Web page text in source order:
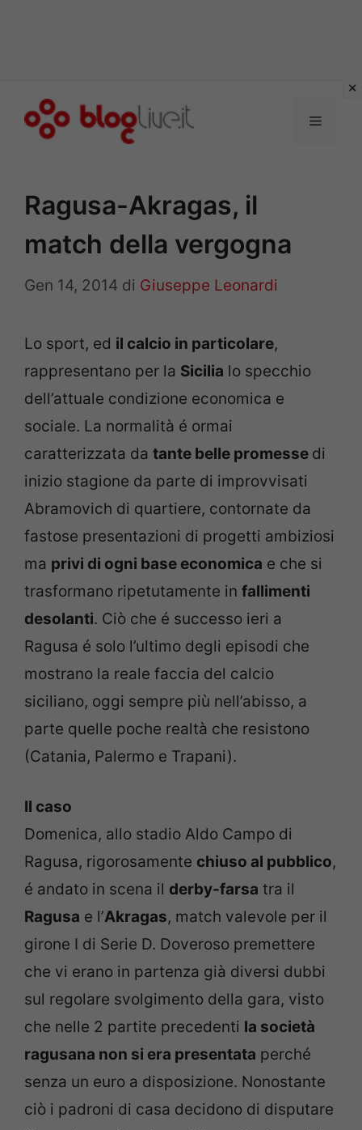
Menu
Ragusa-Akragas, il
match della vergogna
Gen 14, 2014 di Giuseppe Leonardi
Lo sport, ed il calcio in particolare,
rappresentano per la Sicilia lo specchio
dell’attuale condizione economica e
sociale. La normalità é ormai
caratterizzata da tante belle promesse di
inizio stagione da parte di improvvisati
Abramovich di quartiere, contornate da
fastose presentazioni di progetti ambiziosi
ma privi di ogni base economica e che si
trasformano ripetutamente in fallimenti
desolanti. Ciò che é successo ieri a
Ragusa é solo l’ultimo degli episodi che
mostrano la reale faccia del calcio
siciliano, oggi sempre più nell’abisso, a
parte quelle poche realtà che resistono
(Catania, Palermo e Trapani).
Il caso
Domenica, allo stadio Aldo Campo di
Ragusa, rigorosamente chiuso al pubblico,
é andato in scena il derby-farsa tra il
Ragusa e l’Akragas, match valevole per il
girone I di Serie D. Doveroso premettere
che vi erano in partenza già diversi dubbi
sul regolare svolgimento della gara, visto
che nelle 2 partite precedenti la società
ragusana non si era presentata perché
senza un euro a disposizione. Nonostante
ciò i padroni di casa decidono di disputare